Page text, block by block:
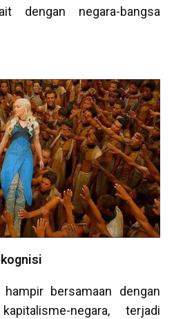
dengan negara-bangsa
bersamaan dengan
negara, terjadi